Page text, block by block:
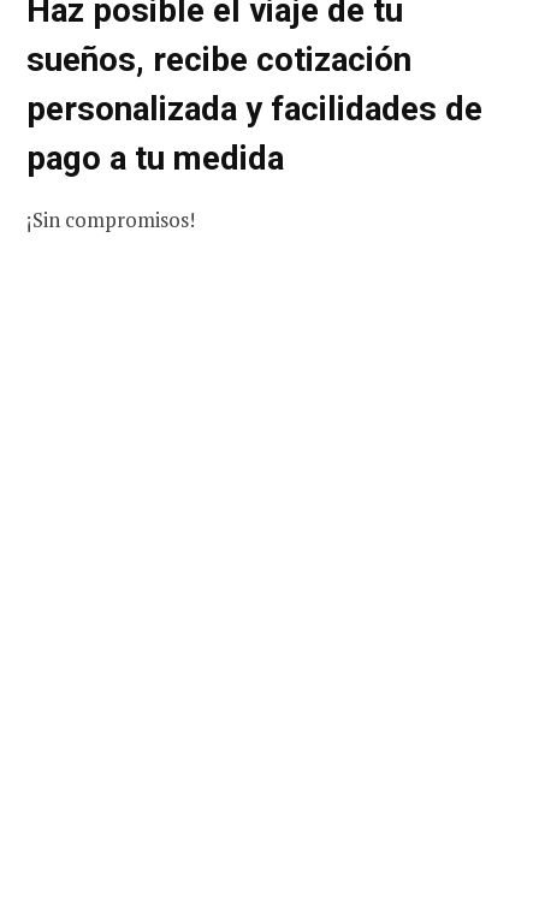
Haz posible el viaje de tu
sueños, recibe cotización
personalizada y facilidades de
pago a tu medida
¡Sin compromisos!